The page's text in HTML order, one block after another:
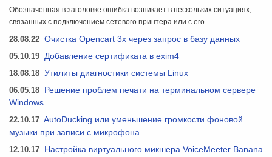
Обозначенная в заголовке ошибка возникает в нескольких ситуациях,
связанных с подключением сетевого принтера или с его…
28.08.22 Очистка Opencart 3x через запрос в базу данных
05.10.19 Добавление сертификата в exim4
18.08.18 Утилиты диагностики системы Linux
06.05.18
Решение проблем печати на терминальном сервере
Windows
22.10.17 AutoDucking или уменьшение громкости фоновой
музыки при записи с микрофона
12.10.17
Настройка виртуального микшера VoiceMeeter Banana